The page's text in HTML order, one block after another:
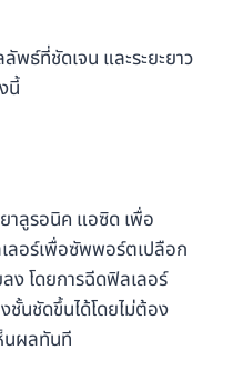
พธ์ที่ชัดเจน และระยะยาว
นี้
าลูรอนิค แอซิด เพื่อ
อร์เพื่อซัพพอร์ตเปลือก
ง โดยการฉีดฟิลเลอร์
ชั้นชัดขึ้นได้โดยไม่ต้อง
นผลทันที